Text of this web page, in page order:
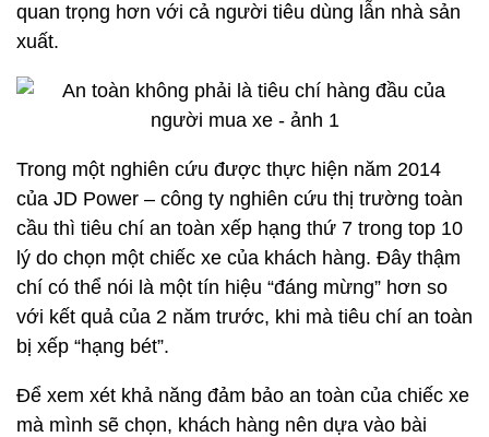
quan trọng hơn với cả người tiêu dùng lẫn nhà sản
xuất.
Trong một nghiên cứu được thực hiện năm 2014
của JD Power – công ty nghiên cứu thị trường toàn
cầu thì tiêu chí an toàn xếp hạng thứ 7 trong top 10
lý do chọn một chiếc xe của khách hàng. Đây thậm
chí có thể nói là một tín hiệu “đáng mừng” hơn so
với kết quả của 2 năm trước, khi mà tiêu chí an toàn
bị xếp “hạng bét”.
Để xem xét khả năng đảm bảo an toàn của chiếc xe
mà mình sẽ chọn, khách hàng nên dựa vào bài